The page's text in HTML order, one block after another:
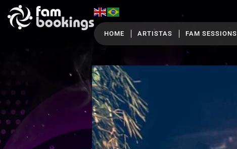
HOME ARTISTAS FAM SESSIONS